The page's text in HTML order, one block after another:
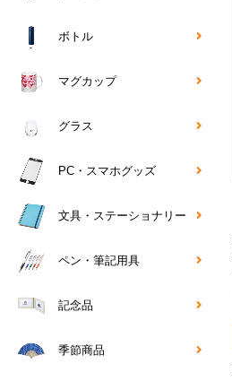
ボトル
マグカップ
グラス
PC・スマホグッズ
文具・ステーショナリー
ペン・筆記用具
記念品
季節商品